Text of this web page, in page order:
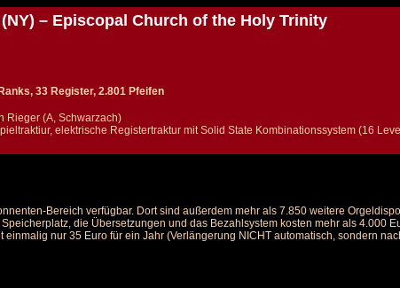
– Episcopal Church of the Holy Trinity
33 Register, 2.801 Pfeifen
Rieger (A, Schwarzach)
elektrische Registertraktur mit Solid State Kombinationssystem (16
Bereich verfügbar. Dort sind außerdem mehr als 7.850 weitere
die Übersetzungen und das Bezahlsystem kosten mehr als 4.000
einmalig nur 35 Euro für ein Jahr (Verlängerung NICHT automatisch, sondern